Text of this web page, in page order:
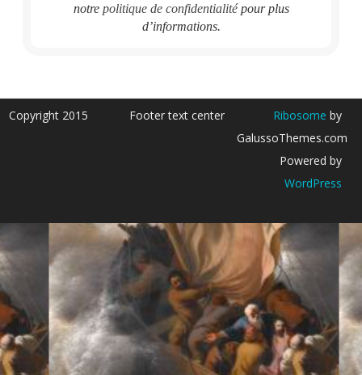
notre politique de confidentialitépour plus
d’informations.
Copyright 2015 Footer text center Ribosome by
GalussoThemes.com
Powered by
WordPress